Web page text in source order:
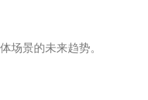
场景的未来趋势。